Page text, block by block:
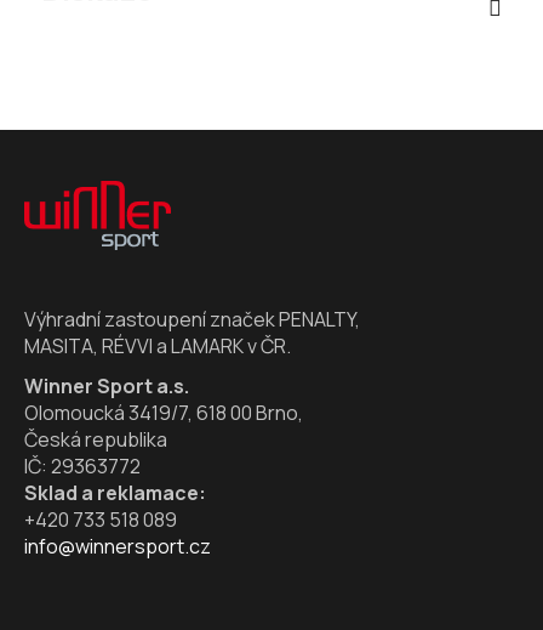
Výhradní zastoupení značek PENALTY,
MASITA, RÉVVI a LAMARK v ČR.
Winner Sport a.s.
Olomoucká 3419/7, 618 00 Brno,
Česká republika
IČ: 29363772
Sklad a reklamace:
+420 733 518 089
info@winnersport.cz